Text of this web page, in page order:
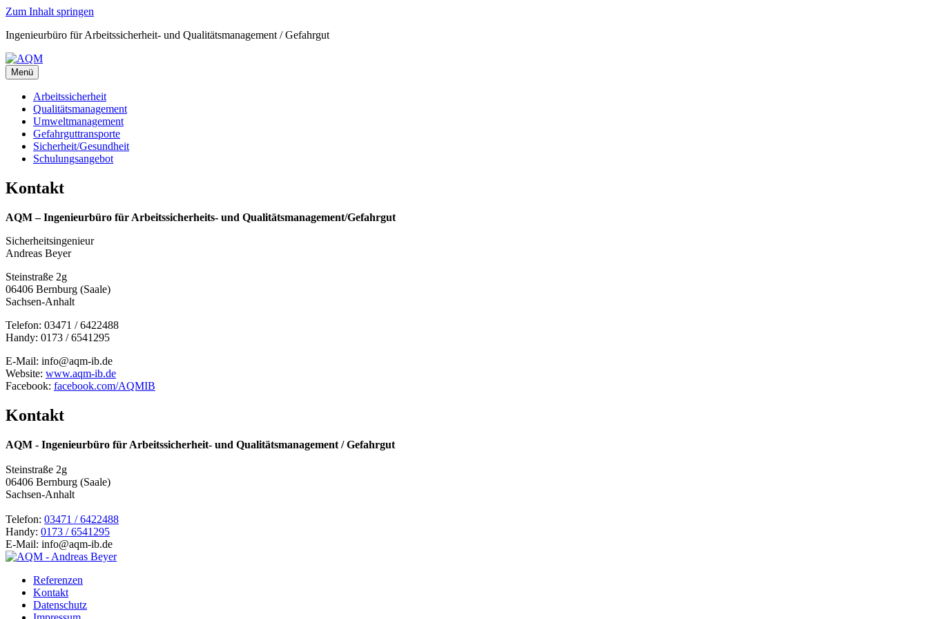
Zum Inhalt springen
Ingenieurbüro für Arbeitssicherheit- und Qualitätsmanagement / Gefahrgut
Menü
Arbeitssicherheit
Qualitätsmanagement
Umweltmanagement
Gefahrguttransporte
Sicherheit/Gesundheit
Schulungsangebot
Kontakt
AQM – Ingenieurbüro für Arbeitssicherheits- und Qualitätsmanagement/Gefahrgut
Sicherheitsingenieur
Andreas Beyer
Steinstraße 2g
06406 Bernburg (Saale)
Sachsen-Anhalt
Telefon: 03471 / 6422488
Handy: 0173 / 6541295
E-Mail: info@aqm-ib.de
Website: www.aqm-ib.de
Facebook: facebook.com/AQMIB
Kontakt
AQM - Ingenieurbüro für Arbeitssicherheit- und Qualitätsmanagement / Gefahrgut
Steinstraße 2g
06406 Bernburg (Saale)
Sachsen-Anhalt
Telefon: 03471 / 6422488
Handy: 0173 / 6541295
E-Mail: info@aqm-ib.de
Referenzen
Kontakt
Datenschutz